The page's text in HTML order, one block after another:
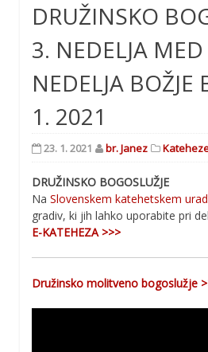
DRUŽINSKO
3. NEDELJA
NEDELJA BOŽJE
1. 2021
23. 1. 2021 br. Janez
DRUŽINSKO BOGOSLUŽJE
Na Slovenskem katehetskem
gradiv, ki jih lahko uporabite pri
E-KATEHEZA >>>
Družinsko molitveno bogoslužje